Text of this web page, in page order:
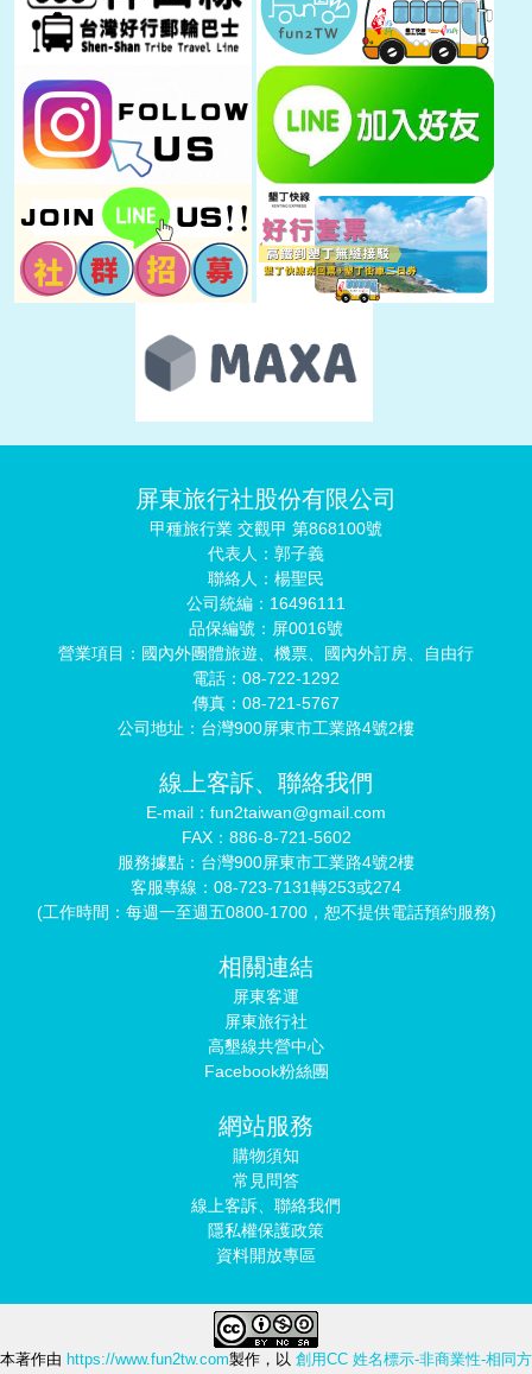
屏東旅行社股份有限公司
甲種旅行業 交觀甲 第868100號
代表人：郭子義
聯絡人：楊聖民
公司統編：16496111
品保編號：屏0016號
營業項目：國內外團體旅遊、機票、國內外訂房、自由行
電話：08-722-1292
傳真：08-721-5767
公司地址：台灣900屏東市工業路4號2樓
線上客訴、聯絡我們
E-mail：fun2taiwan@gmail.com
FAX：886-8-721-5602
服務據點：台灣900屏東市工業路4號2樓
客服專線：08-723-7131轉253或274
(工作時間：每週一至週五0800-1700，恕不提供電話預約服務)
相關連結
屏東客運
屏東旅行社
高墾線共營中心
Facebook粉絲團
網站服務
購物須知
常見問答
線上客訴、聯絡我們
隱私權保護政策
資料開放專區
本著作由 https://www.fun2tw.com製作，以 創用CC 姓名標示-非商業性-相同方